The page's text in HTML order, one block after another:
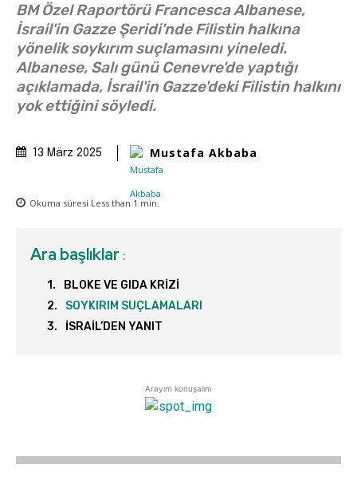
BM Özel Raportörü Francesca Albanese,
İsrail'in Gazze Şeridi'nde Filistin halkına
yönelik soykırım suçlamasını yineledi.
Albanese, Salı günü Cenevre'de yaptığı
açıklamada, İsrail'in Gazze'deki Filistin halkını
yok ettiğini söyledi.
13 März 2025 Mustafa Akbaba
Okuma süresi Less than 1 min.
Ara başlıklar :
BLOKE VE GIDA KRİZİ
SOYKIRIM SUÇLAMALARI
İSRAİL’DEN YANIT
Arayım konuşalım